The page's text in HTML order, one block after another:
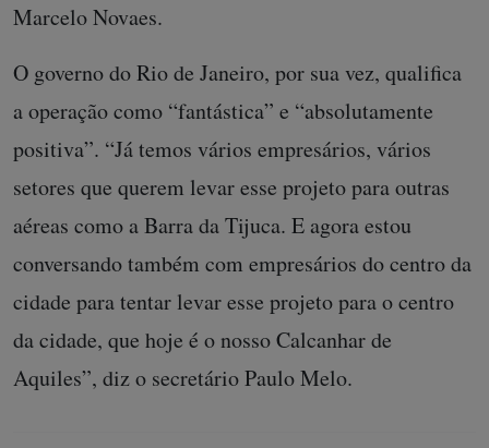
Marcelo Novaes.
O governo do Rio de Janeiro, por sua vez, qualifica
a operação como “fantástica” e “absolutamente
positiva”. “Já temos vários empresários, vários
setores que querem levar esse projeto para outras
aéreas como a Barra da Tijuca. E agora estou
conversando também com empresários do centro da
cidade para tentar levar esse projeto para o centro
da cidade, que hoje é o nosso Calcanhar de
Aquiles”, diz o secretário Paulo Melo.